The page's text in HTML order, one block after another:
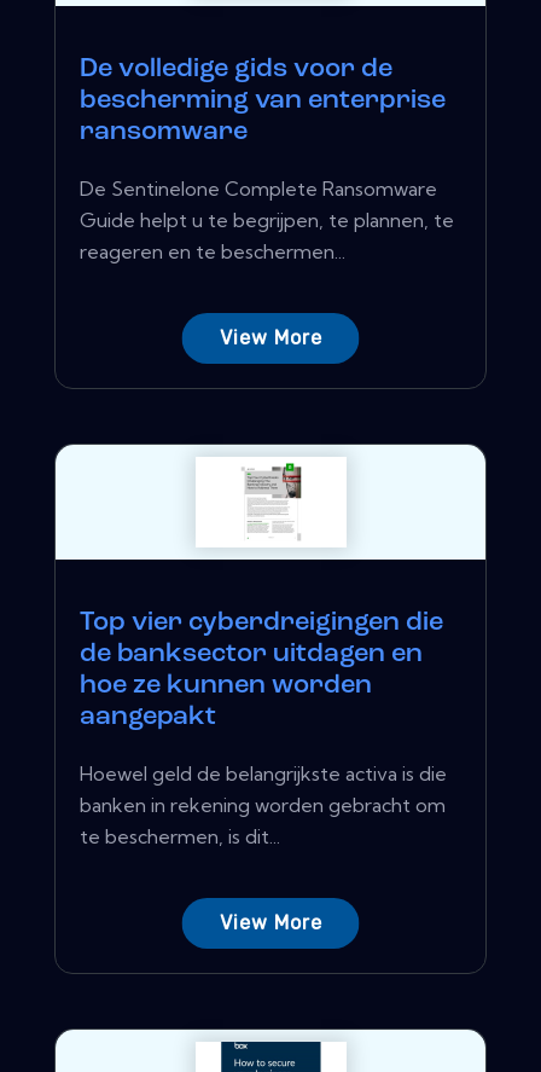
De volledige gids voor de
bescherming van enterprise
ransomware
De Sentinelone Complete Ransomware
Guide helpt u te begrijpen, te plannen, te
reageren en te beschermen...
View More
Top vier cyberdreigingen die
de banksector uitdagen en
hoe ze kunnen worden
aangepakt
Hoewel geld de belangrijkste activa is die
banken in rekening worden gebracht om
te beschermen, is dit...
View More